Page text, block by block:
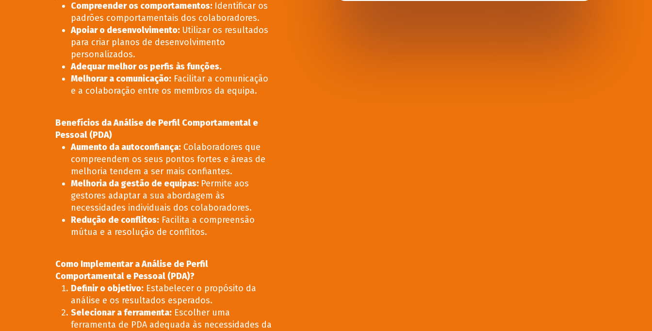
Compreender os comportamentos: Identificar os
padrões comportamentais dos colaboradores.
Apoiar o desenvolvimento: Utilizar os resultados
para criar planos de desenvolvimento
personalizados.
Adequar melhor os perfis às funções.
Melhorar a comunicação: Facilitar a comunicação
e a colaboração entre os membros da equipa.
Benefícios da Análise de Perfil Comportamental e
Pessoal (PDA)
Aumento da autoconfiança: Colaboradores que
compreendem os seus pontos fortes e áreas de
melhoria tendem a ser mais confiantes.
Melhoria da gestão de equipas: Permite aos
gestores adaptar a sua abordagem às
necessidades individuais dos colaboradores.
Redução de conflitos: Facilita a compreensão
mútua e a resolução de conflitos.
Como Implementar a Análise de Perfil
Comportamental e Pessoal (PDA)?
Definir o objetivo: Estabelecer o propósito da
análise e os resultados esperados.
Selecionar a ferramenta: Escolher uma
ferramenta de PDA adequada às necessidades da